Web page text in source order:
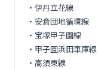
・伊丹立花線
・安倉団地循環
・宝塚甲子園線
・甲子園浜田車庫
・高須東線